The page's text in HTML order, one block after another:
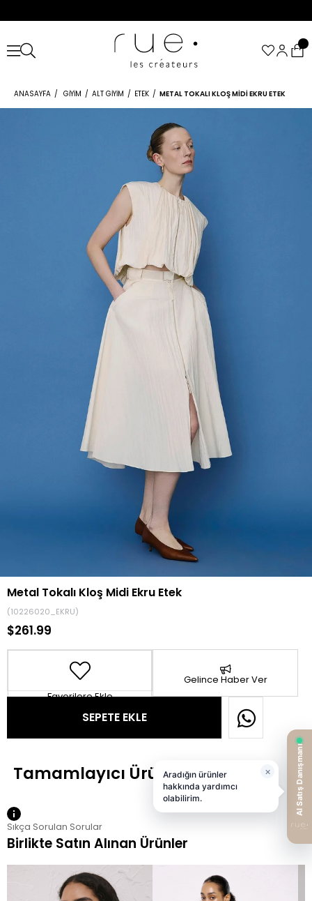
ANASAYFA GIYIM ALT GIYIM ETEK METAL TOKALI KLOŞ MIDI EKRU ETEK
Metal Tokalı Kloş Midi Ekru Etek
(10226020_EKRU)
$261.99
Favorilere Ekle
Gelince Haber Ver
Sıkça Sorulan Sorular
Birlikte Satın Alınan Ürünler